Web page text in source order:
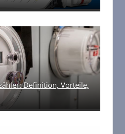
Definition, Vorteile,